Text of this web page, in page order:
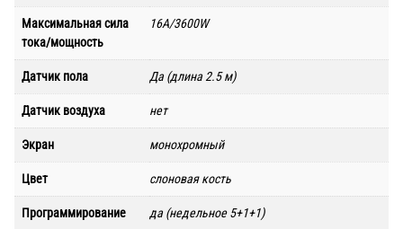
Максимальная сила
тока/мощность
16А/3600W
Датчик пола Да (длина 2.5 м)
Датчик воздуха нет
Экран монохромный
Цвет слоновая кость
Программирование да (недельное 5+1+1)